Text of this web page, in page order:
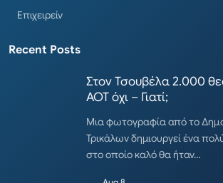
Επιχειρείν
Recent Posts
Στον Τσουβέλα 2.000
ΑΟΤ όχι – Γιατί;
Μια φωτογραφία από το
Τρικάλων δημιουργεί ένα
στο οποίο καλό θα ήταν…